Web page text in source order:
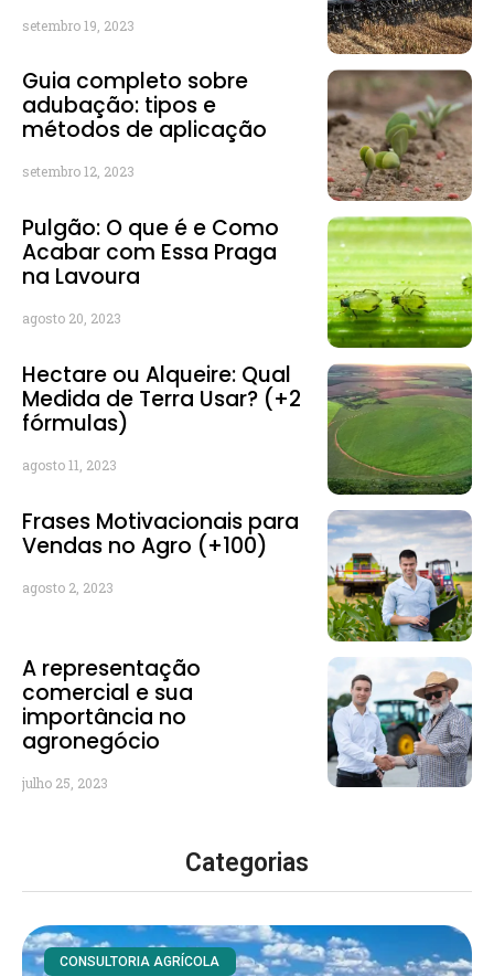
setembro 19, 2023
Guia completo sobre
adubação: tipos e
métodos de aplicação
setembro 12, 2023
Pulgão: O que é e Como
Acabar com Essa Praga
na Lavoura
agosto 20, 2023
Hectare ou Alqueire: Qual
Medida de Terra Usar? (+2
fórmulas)
agosto 11, 2023
Frases Motivacionais para
Vendas no Agro (+100)
agosto 2, 2023
A representação
comercial e sua
importância no
agronegócio
julho 25, 2023
Categorias
CONSULTORIA AGRÍCOLA